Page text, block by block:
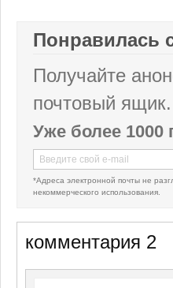
Понравилась
Получайте
почтовый ящик.
Уже более 1000
*Адреса электронной почты не
некоммерческого использования.
комментария 2